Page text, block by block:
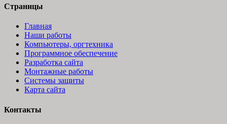
Страницы
Главная
Наши работы
Компьютеры, оргтехника
Программное обеспечение
Разработка сайта
Монтажные работы
Системы защиты
Карта сайта
Контакты